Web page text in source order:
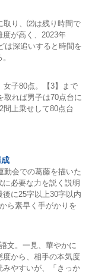
取り、⑵は残り時間で
が高く、2023年
は深追いすると時間を
女子80点。【3】まで
れば男子は70点台に
上乗せして80点台
動会での葛藤を描いた
必要な力を説く説明
に25字以上30字以内
ら素早く手がかりを
文。一見、華やかに
度から、相手の本気度
みやすいが、「きっか